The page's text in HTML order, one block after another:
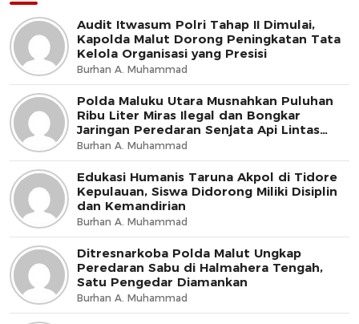
Audit Itwasum Polri Tahap II Dimulai,
Kapolda Malut Dorong Peningkatan Tata
Kelola Organisasi yang Presisi
Burhan A. Muhammad
Polda Maluku Utara Musnahkan Puluhan
Ribu Liter Miras Ilegal dan Bongkar
Jaringan Peredaran Senjata Api Lintas
Negara
Burhan A. Muhammad
Edukasi Humanis Taruna Akpol di Tidore
Kepulauan, Siswa Didorong Miliki Disiplin
dan Kemandirian
Burhan A. Muhammad
Ditresnarkoba Polda Malut Ungkap
Peredaran Sabu di Halmahera Tengah,
Satu Pengedar Diamankan
Burhan A. Muhammad